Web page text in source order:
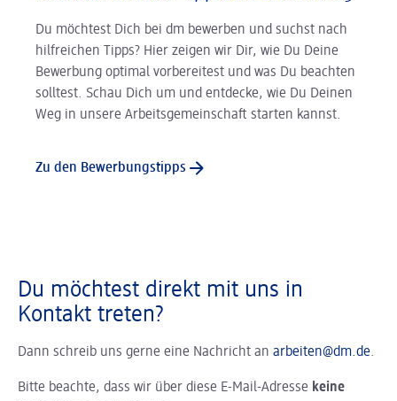
Du möchtest Dich bei dm bewerben und suchst nach
hilfreichen Tipps? Hier zeigen wir Dir, wie Du Deine
Bewerbung optimal vorbereitest und was Du beachten
solltest. Schau Dich um und entdecke, wie Du Deinen
Weg in unsere Arbeitsgemeinschaft starten kannst.
Zu den Bewerbungstipps
Du möchtest direkt mit uns in
Kontakt treten?
Dann schreib uns gerne eine Nachricht an arbeiten@dm.de.
Bitte beachte, dass wir über diese E-Mail-Adresse keine